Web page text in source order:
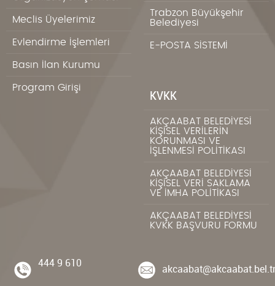
Meclis Üyelerimiz
Evlendirme İşlemleri
Basın İlan Kurumu
Program Girişi
Trabzon Büyükşehir
Belediyesi
E-POSTA SİSTEMİ
KVKK
AKÇAABAT BELEDİYESİ
KİŞİSEL VERİLERİN
KORUNMASI VE
İŞLENMESİ POLİTİKASI
AKÇAABAT BELEDİYESİ
KİŞİSEL VERİ SAKLAMA
VE İMHA POLİTİKASI
AKÇAABAT BELEDİYESİ
KVKK BAŞVURU FORMU
444 9 610